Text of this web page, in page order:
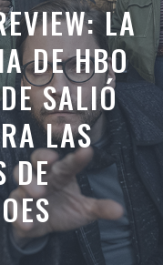
LA
DE HBO
SALIÓ
LAS
DE